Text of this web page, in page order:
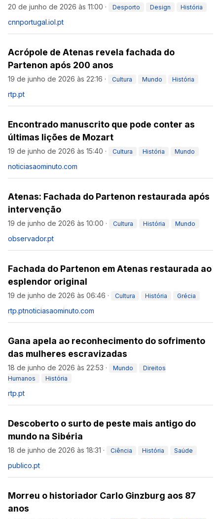
20 de junho de 2026 às 11:00 · Desporto Design História
cnnportugal.iol.pt
Acrópole de Atenas revela fachada do
Partenon após 200 anos
19 de junho de 2026 às 22:16 · Cultura Mundo História
rtp.pt
Encontrado manuscrito que pode conter as
últimas lições de Mozart
19 de junho de 2026 às 15:40 · Cultura História Mundo
noticiasaominuto.com
Atenas: Fachada do Partenon restaurada após
intervenção
19 de junho de 2026 às 10:00 · Cultura História Mundo
observador.pt
Fachada do Partenon em Atenas restaurada ao
esplendor original
19 de junho de 2026 às 06:46 · Cultura História Grécia
rtp.ptnoticiasaominuto.com
Gana apela ao reconhecimento do sofrimento
das mulheres escravizadas
18 de junho de 2026 às 22:53 · Mundo
Direitos
Humanos
História
rtp.pt
Descoberto o surto de peste mais antigo do
mundo na Sibéria
18 de junho de 2026 às 18:31 · Ciência História Saúde
publico.pt
Morreu o historiador Carlo Ginzburg aos 87
anos